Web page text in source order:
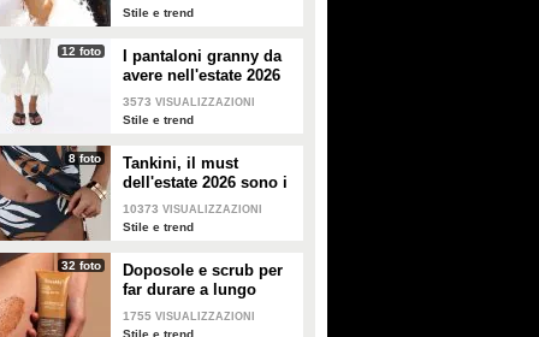
2026
Stile e trend
12 foto
I pantaloni granny da
avere nell'estate 2026
3573 VISUALIZZAZIONI
Stile e trend
8 foto
Tankini, il must
dell'estate 2026 sono i
costumi con la canotta
10373 VISUALIZZAZIONI
Stile e trend
32 foto
Doposole e scrub per
far durare a lungo
l'abbronzatura in estate
1755 VISUALIZZAZIONI
Stile e trend